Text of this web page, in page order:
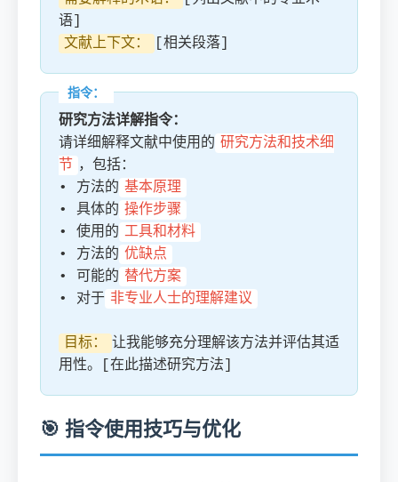
语]
文献上下文：
[相关段落]
研究方法详解指令：
请详细解释文献中使用的 研究方法和技术细
节 ，包括：
• 方法的 基本原理
• 具体的 操作步骤
• 使用的 工具和材料
• 方法的 优缺点
• 可能的 替代方案
• 对于 非专业人士的理解建议
目标：
让我能够充分理解该方法并评估其适
用性。[在此描述研究方法]
🎯 指令使用技巧与优化